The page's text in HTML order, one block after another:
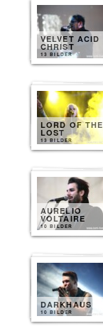
VELVET ACID
CHRIST
13 BILDER
LORD OF THE
LOST
13 BILDER
AURELIO
VOLTAIRE
10 BILDER
DARKHAUS
10 BILDER